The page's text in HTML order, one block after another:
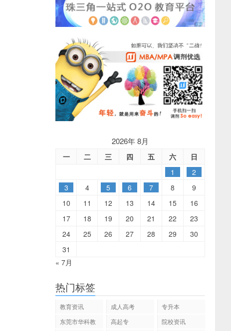
2026年 8月
一 二 三 四 五 六
日
1
2
3
4 5 6 7 8
9
10
11 12 13 14 15
16
17
18 19 20 21 22
23
24
25 26 27 28 29
30
31
« 7月
热门标签
教育资讯 成人高考
专升本
东莞市华科教
高起专 院校资讯